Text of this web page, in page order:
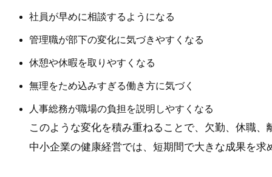
社員が早めに相談するようになる
管理職が部下の変化に気づきやすくなる
休憩や休暇を取りやすくなる
無理をため込みすぎる働き方に気づく
人事総務が職場の負担を説明しやすくなる
このような変化を積み重ねることで、欠勤、休職
中小企業の健康経営では、短期間で大きな成果を